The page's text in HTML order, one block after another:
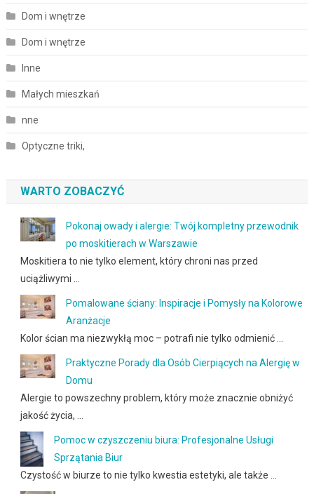
Dom i wnętrze
Dom i wnętrze
Inne
Małych mieszkań
nne
Optyczne triki,
WARTO ZOBACZYĆ
Pokonaj owady i alergie: Twój kompletny przewodnik
po moskitierach w Warszawie
Moskitiera to nie tylko element, który chroni nas przed
uciążliwymi …
Pomalowane ściany: Inspiracje i Pomysły na Kolorowe
Aranżacje
Kolor ścian ma niezwykłą moc – potrafi nie tylko odmienić …
Praktyczne Porady dla Osób Cierpiących na Alergię w
Domu
Alergie to powszechny problem, który może znacznie obniżyć
jakość życia, …
Pomoc w czyszczeniu biura: Profesjonalne Usługi
Sprzątania Biur
Czystość w biurze to nie tylko kwestia estetyki, ale także …